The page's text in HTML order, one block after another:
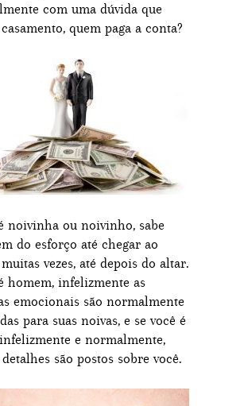
com uma dúvida que
quem paga a conta?
noivinha ou noivinho, sabe
do esforço até chegar ao
vezes, até depois do altar.
homem, infelizmente as
emocionais são normalmente
para suas noivas, e se você é
e normalmente,
são postos sobre você.